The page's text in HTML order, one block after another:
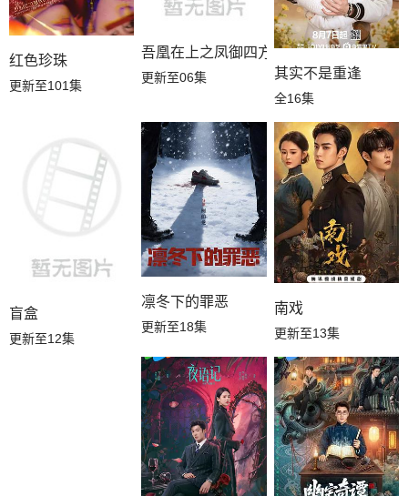
红色珍珠
更新至101集
吾凰在上之凤御四方
更新至06集 其实不是重逢
全16集
盲盒
更新至12集
凛冬下的罪恶
更新至18集
南戏
更新至13集